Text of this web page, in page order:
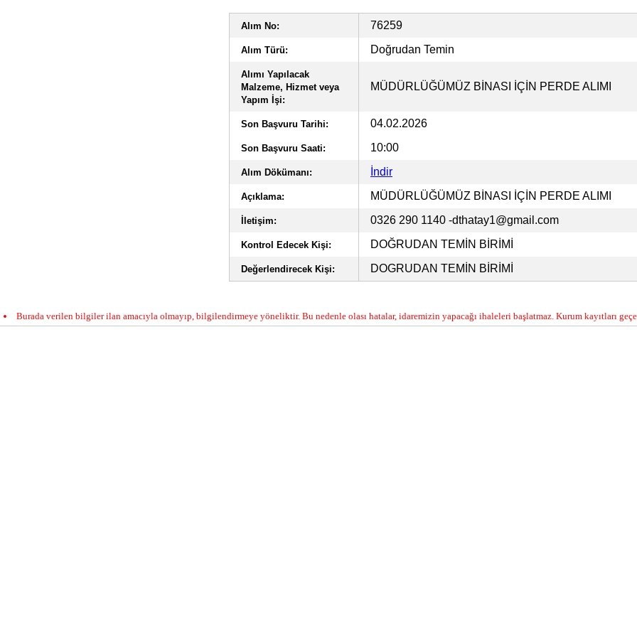
Alım No: 76259
Alım Türü: Doğrudan Temin
Alımı Yapılacak
Malzeme, Hizmet veya
Yapım İşi:
MÜDÜRLÜĞÜMÜZ BİNASI İÇİN PERDE ALIMI
Son Başvuru Tarihi: 04.02.2026
Son Başvuru Saati: 10:00
Alım Dökümanı: İndir
Açıklama: MÜDÜRLÜĞÜMÜZ BİNASI İÇİN PERDE ALIMI
İletişim: 0326 290 1140 -dthatay1@gmail.com
Kontrol Edecek Kişi: DOĞRUDAN TEMİN BİRİMİ
Değerlendirecek Kişi: DOGRUDAN TEMİN BİRİMİ
Burada verilen bilgiler ilan amacıyla olmayıp, bilgilendirmeye yöneliktir. Bu nedenle olası hatalar, idaremizin yapacağı ihaleleri başlatmaz. Kurum kayıtları